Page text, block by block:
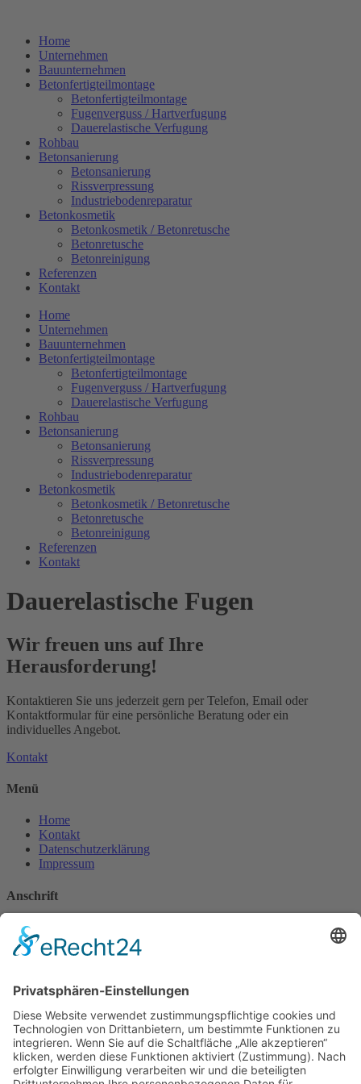
springenHome
Unternehmen
Bauunternehmen
Betonfertigteilmontage
Betonfertigteilmontage
Fugenverguss / Hartverfugung
Dauerelastische Verfugung
Rohbau
Betonsanierung
Betonsanierung
Rissverpressung
Industriebodenreparatur
Betonkosmetik
Betonkosmetik / Betonretusche
Betonretusche
Betonreinigung
Referenzen
Kontakt
Home
Unternehmen
Bauunternehmen
Betonfertigteilmontage
Betonfertigteilmontage
Fugenverguss / Hartverfugung
Dauerelastische Verfugung
Rohbau
Betonsanierung
Betonsanierung
Rissverpressung
Industriebodenreparatur
Betonkosmetik
Betonkosmetik / Betonretusche
Betonretusche
Betonreinigung
Referenzen
Kontakt
Dauerelastische Fugen
Wir freuen uns auf Ihre
Herausforderung!
Kontaktieren Sie uns jederzeit gern per Telefon, Email oder
Kontaktformular für eine persönliche Beratung oder ein
individuelles Angebot.
Kontakt
Menü
Home
Kontakt
Datenschutzerklärung
Impressum
Anschrift
Hottmann GmbH
Bernhardstraße 13
Deutschland
Kontakt
Tel.: 06021-5824661
Fax: 06021-5824662
Mobil: 0170-2844607